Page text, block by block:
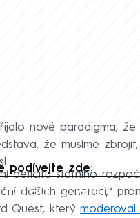
nové paradigma,
že musíme
podívejte zde:
Failed to fetch
deficitu státního
dalších generací,“
Quest, který moderoval